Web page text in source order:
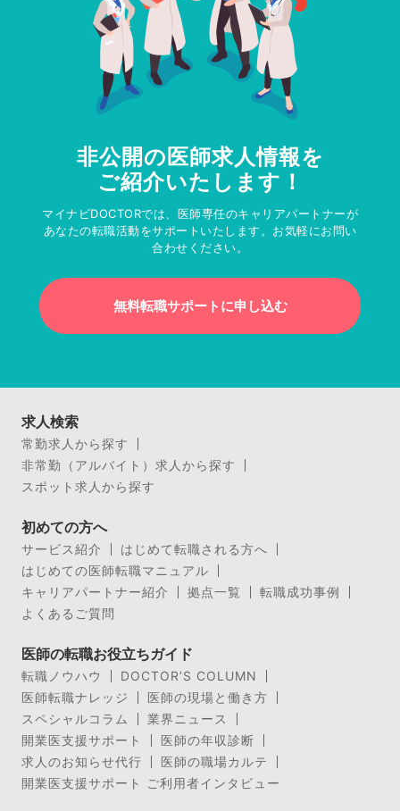
非公開の医師求人情報を
ご紹介いたします！
マイナビDOCTORでは、医師専任のキャリアパートナーが
あなたの転職活動をサポートいたします。お気軽にお問い
合わせください。
無料転職サポートに申し込む
求人検索
常勤求人から探す
非常勤（アルバイト）求人から探す
スポット求人から探す
初めての方へ
サービス紹介
はじめて転職される方へ
はじめての医師転職マニュアル
キャリアパートナー紹介
拠点一覧
転職成功事例
よくあるご質問
医師の転職お役立ちガイド
転職ノウハウ
DOCTOR’S COLUMN
医師転職ナレッジ
医師の現場と働き方
スペシャルコラム
業界ニュース
開業医支援サポート
医師の年収診断
求人のお知らせ代行
医師の職場カルテ
開業医支援サポート ご利用者インタビュー